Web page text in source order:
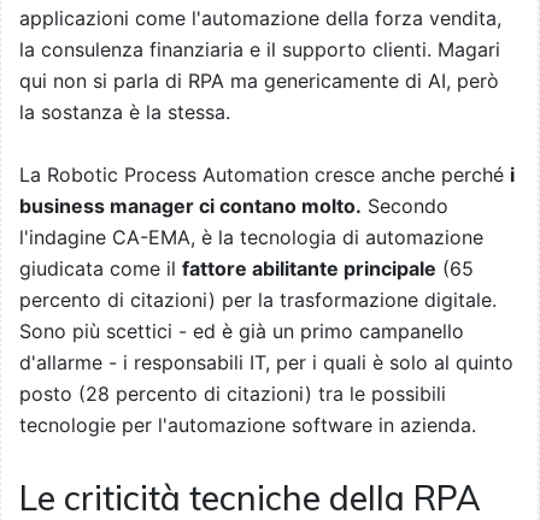
applicazioni come l'automazione della forza vendita,
la consulenza finanziaria e il supporto clienti. Magari
qui non si parla di RPA ma genericamente di AI, però
la sostanza è la stessa.
La Robotic Process Automation cresce anche perché i
business manager ci contano molto. Secondo
l'indagine CA-EMA, è la tecnologia di automazione
giudicata come il fattore abilitante principale (65
percento di citazioni) per la trasformazione digitale.
Sono più scettici - ed è già un primo campanello
d'allarme - i responsabili IT, per i quali è solo al quinto
posto (28 percento di citazioni) tra le possibili
tecnologie per l'automazione software in azienda.
Le criticità tecniche della RPA